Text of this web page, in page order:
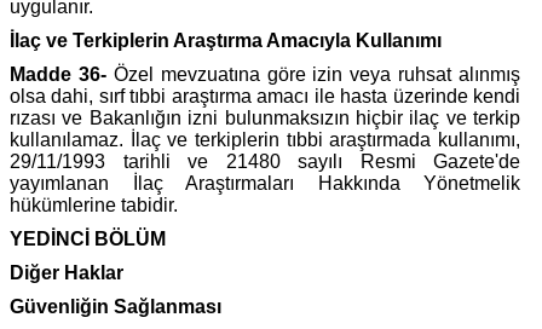
uygulanır.
İlaç ve Terkiplerin Araştırma Amacıyla Kullanımı
Madde 36-Özel mevzuatına göre izin veya ruhsat alınmış
olsa dahi, sırf tıbbi araştırma amacı ile hasta üzerinde kendi
rızası ve Bakanlığın izni bulunmaksızın hiçbir ilaç ve terkip
kullanılamaz. İlaç ve terkiplerin tıbbi araştırmada kullanımı,
29/11/1993 tarihli ve 21480 sayılı Resmi Gazete'de
yayımlanan İlaç Araştırmaları Hakkında Yönetmelik
hükümlerine tabidir.
YEDİNCİ BÖLÜM
Diğer Haklar
Güvenliğin Sağlanması